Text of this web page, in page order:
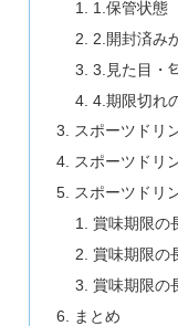
1.保管状態
2.開封済み
3.見た目・
4.期限切れ
スポーツドリ
スポーツドリ
スポーツドリ
賞味期限の
賞味期限の
賞味期限の
まとめ